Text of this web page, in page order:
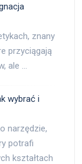
znany
przyciągają
ale …
wybrać i
narzędzie,
potrafi
kształtach